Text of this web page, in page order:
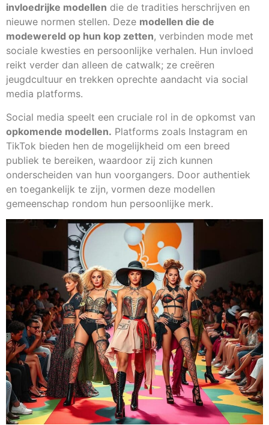
invloedrijke modellen die de tradities herschrijven en
nieuwe normen stellen. Deze modellen die de
modewereld op hun kop zetten, verbinden mode met
sociale kwesties en persoonlijke verhalen. Hun invloed
reikt verder dan alleen de catwalk; ze creëren
jeugdcultuur en trekken oprechte aandacht via social
media platforms.
Social media speelt een cruciale rol in de opkomst van
opkomende modellen. Platforms zoals Instagram en
TikTok bieden hen de mogelijkheid om een breed
publiek te bereiken, waardoor zij zich kunnen
onderscheiden van hun voorgangers. Door authentiek
en toegankelijk te zijn, vormen deze modellen
gemeenschap rondom hun persoonlijke merk.